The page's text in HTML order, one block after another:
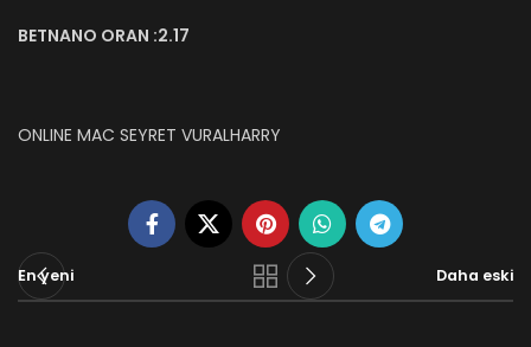
BETNANO ORAN :2.17
ONLINE MAC SEYRET VURALHARRY
En yeni Daha eski